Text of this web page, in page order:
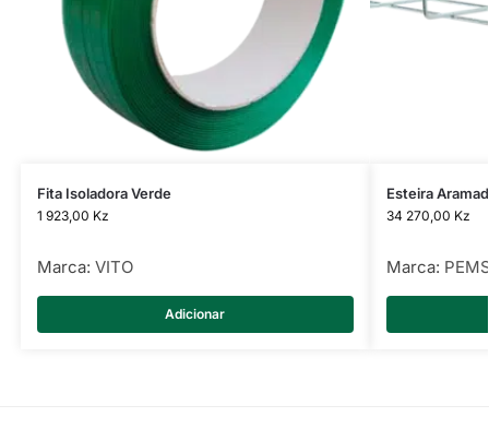
Fita Isoladora Verde
1 923,00 Kz
Marca: VITO
Adicionar
Esteira
34 270,00 Kz
Marca: